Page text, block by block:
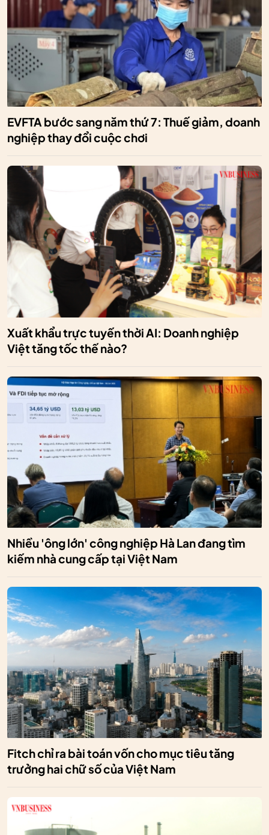
EVFTA bước sang năm thứ 7: Thuế giảm, doanh
nghiệp thay đổi cuộc chơi
Xuất khẩu trực tuyến thời AI: Doanh nghiệp
Việt tăng tốc thế nào?
Nhiều 'ông lớn' công nghiệp Hà Lan đang tìm
kiếm nhà cung cấp tại Việt Nam
Fitch chỉ ra bài toán vốn cho mục tiêu tăng
trưởng hai chữ số của Việt Nam